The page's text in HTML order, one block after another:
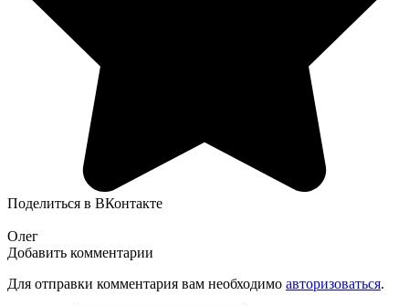
Поделиться в ВКонтакте
Олег
Добавить комментарии
Для отправки комментария вам необходимо авторизоваться.